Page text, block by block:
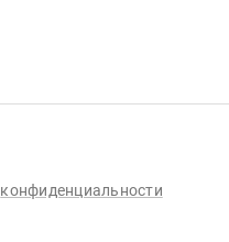
конфиденциальности